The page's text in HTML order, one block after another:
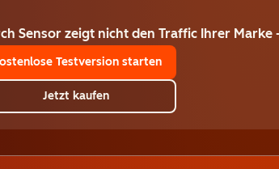
Sensor zeigt nicht den Traffic Ihrer Marke
Testversion starten
Jetzt kaufen